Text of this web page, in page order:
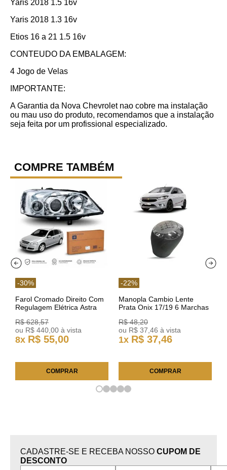
Yaris 2018 1.5 16v
Yaris 2018 1.3 16v
Etios 16 a 21 1.5 16v
CONTEUDO DA EMBALAGEM:
4 Jogo de Velas
IMPORTANTE:
A Garantia da Nova Chevrolet nao cobre ma instalação
ou mau uso do produto, recomendamos que a instalação
seja feita por um profissional especializado.
COMPRE TAMBÉM
-30%
Farol Cromado Direito Com
Regulagem Elétrica Astra
R$ 628,57
ou R$ 440 00 à vista
8x R$ 55,00
COMPRAR
-22%
Manopla Cambio Lente
Prata Onix 17/19 6 Marchas
R$ 48,20
ou R$ 37 46 à vista
1x R$ 37,46
COMPRAR
CADASTRE-SE E RECEBA NOSSO CUPOM DE
DESCONTO